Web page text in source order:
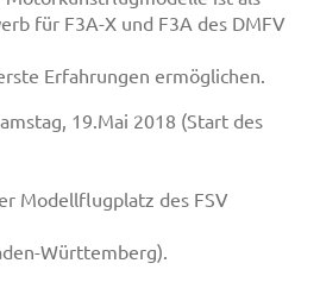
für F3A-X und F3A des DMFV
Erfahrungen ermöglichen.
19.Mai 2018 (Start des
Modellflugplatz des FSV
Württemberg).